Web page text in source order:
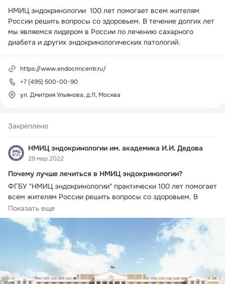
Закреплено
НМИЦ эндокринологии им. академика И.И. Дедова
29 мар 2022
Почему лучше лечиться в НМИЦ эндокринологии?
ФГБУ "НМИЦ эндокринологии" практически 100 лет помогает
всем жителям России решить вопросы со здоровьем. В
течение долгих лет мы занимаемся лечением сахарного
диабета и других эндокринных патологий. Однако
эндокринология не единственное направление нашей
Показать еще
НМИЦ эндокринологии  100 лет помогает всем жителям
России решить вопросы со здоровьем. В течение долгих лет
мы являемся лидером в России по лечению сахарного
диабета и других эндокринологических патологий.
https://www.endocrincentr.ru/
+7 (495) 500-00-90
ул. Дмитрия Ульянова, д.11, Москва